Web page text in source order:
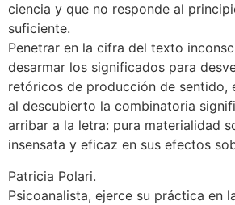
ciencia y que no responde al
suficiente.
Penetrar en la cifra del texto
desarmar los significados para
retóricos de producción de sentido,
al descubierto la combinatoria
arribar a la letra: pura materialidad
insensata y eficaz en sus efectos
Patricia Polari.
Psicoanalista, ejerce su práctica en